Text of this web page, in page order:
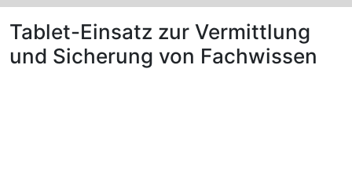
Tablet-Einsatz zur Vermittlung
und Sicherung von Fachwissen